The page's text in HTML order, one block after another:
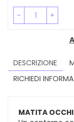
- +
DESCRIZIONE
RICHIEDI
MATITA